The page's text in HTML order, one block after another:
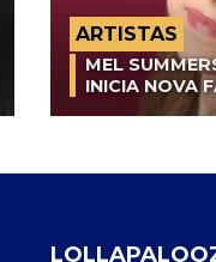
ARTISTAS
MEL
INICIA NOVA